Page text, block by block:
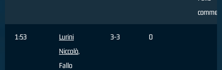
1:53
Lurini
Niccolò,
Fallo
3-3 0